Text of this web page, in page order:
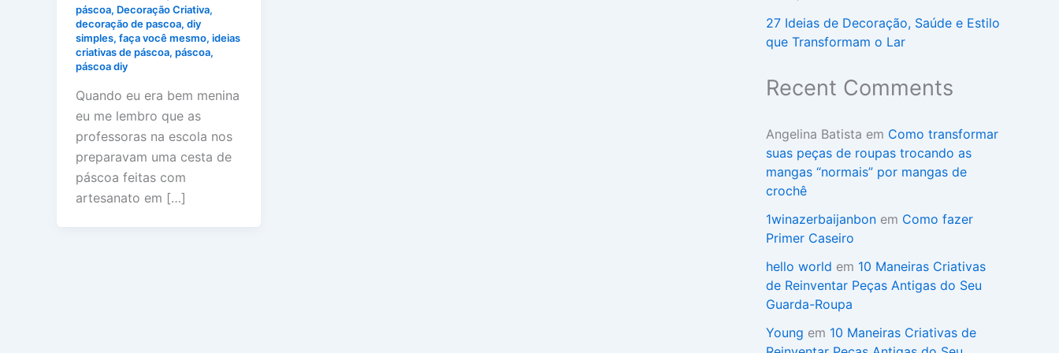
páscoa, Decoração Criativa,
decoração de pascoa, diy
simples, faça você mesmo, ideias
criativas de páscoa, páscoa,
páscoa diy
Quando eu era bem menina
eu me lembro que as
professoras na escola nos
preparavam uma cesta de
páscoa feitas com
artesanato em […]
27 Ideias de Decoração, Saúde e Estilo
que Transformam o Lar
Recent Comments
Angelina Batista em Como transformar
suas peças de roupas trocando as
mangas “normais” por mangas de
crochê
1winazerbaijanbon em Como fazer
Primer Caseiro
hello world em 10 Maneiras Criativas
de Reinventar Peças Antigas do Seu
Guarda-Roupa
Young em 10 Maneiras Criativas de